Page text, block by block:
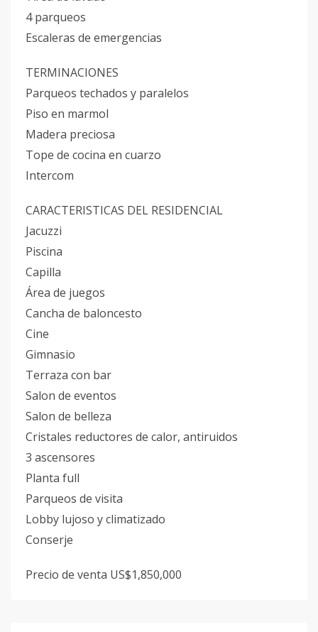
4 parqueos
Escaleras de emergencias
TERMINACIONES
Parqueos techados y paralelos
Piso en marmol
Madera preciosa
Tope de cocina en cuarzo
Intercom
CARACTERISTICAS DEL RESIDENCIAL
Jacuzzi
Piscina
Capilla
Área de juegos
Cancha de baloncesto
Cine
Gimnasio
Terraza con bar
Salon de eventos
Salon de belleza
Cristales reductores de calor, antiruidos
3 ascensores
Planta full
Parqueos de visita
Lobby lujoso y climatizado
Conserje
Precio de venta US$1,850,000